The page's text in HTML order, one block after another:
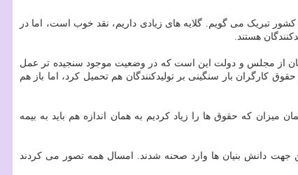
کشور تبریک می گویم. گلایه های زیادی داریم، نقد خوب است، اما در
هستند.
از مجلس و دولت این است که در وضعیت موجود سنجیده تر عمل
کارگران بار سنگینی بر تولیدکنندگان هم تحمیل کرد، اما باز هم
اجتماعی ۵۸ درصد به ما هزینه اضافه تحمیل کرد و به همان میزان که حقوق ها را زیاد کردیم به همان اندازه هم باید به بیمه
جهت دانش بنیان ها وارد صحنه شدند. امسال همه تصور می کردند